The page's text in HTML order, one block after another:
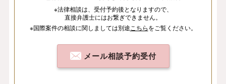
※法律相談は、 受付予約後となりますので、
直接弁護士にはお繋ぎできません。
※国際案件の相談に関しましては別途 こちらをご覧ください。
メール相談予約受付